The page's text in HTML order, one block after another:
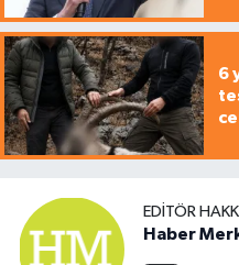
6
EDITÖR
Haber